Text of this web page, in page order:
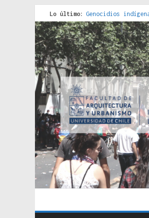
Lo último: Genocidios
Estudios sobre la
Donde el
Criterios técnicos
Red de